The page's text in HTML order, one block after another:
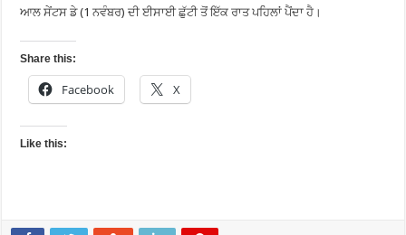
ਆਲ ਸੇਂਟਸ ਡੇ (1 ਨਵੰਬਰ) ਦੀ ਈਸਾਈ ਛੁੱਟੀ ਤੋਂ ਇੱਕ ਰਾਤ ਪਹਿਲਾਂ ਪੈਂਦਾ ਹੈ।
Share this:
Facebook X
Like this: